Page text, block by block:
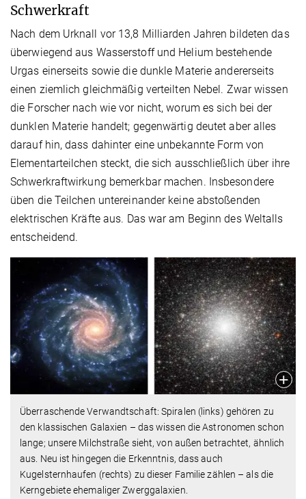
Schwerkraft
Nach dem Urknall vor 13,8 Milliarden Jahren bildeten das
überwiegend aus Wasserstoff und Helium bestehende
Urgas einerseits sowie die dunkle Materie andererseits
einen ziemlich gleichmäßig verteilten Nebel. Zwar wissen
die Forscher nach wie vor nicht, worum es sich bei der
dunklen Materie handelt; gegenwärtig deutet aber alles
darauf hin, dass dahinter eine unbekannte Form von
Elementarteilchen steckt, die sich ausschließlich über ihre
Schwerkraftwirkung bemerkbar machen. Insbesondere
üben die Teilchen untereinander keine abstoßenden
elektrischen Kräfte aus. Das war am Beginn des Weltalls
entscheidend.
Überraschende Verwandtschaft: Spiralen (links) gehören zu
den klassischen Galaxien – das wissen die Astronomen schon
lange; unsere Milchstraße sieht, von außen betrachtet, ähnlich
aus. Neu ist hingegen die Erkenntnis, dass auch
Kugelsternhaufen (rechts) zu dieser Familie zählen – als die
Kerngebiete ehemaliger Zwerggalaxien.